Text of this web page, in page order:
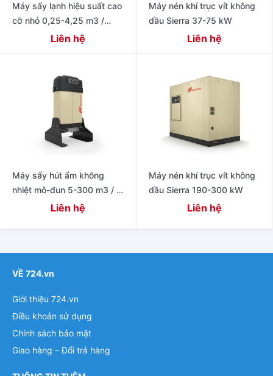
Máy sấy lạnh hiệu suất cao
cỡ nhỏ 0,25-4,25 m3 /
phút, 10-150 cfm
Liên hệ
Máy nén khí trục vít không
dầu Sierra 37-75 kW
Liên hệ
Máy sấy hút ẩm không
nhiệt mô-đun 5-300 m3 / h
(3-176 SCFM)Liên hệ
Máy nén khí trục vít không
dầu Sierra 190-300 kW
Liên hệ
VỀ 724.vn
Giới thiệu 724.vn
Điều khoản sử dụng
Chính sách bảo mật
Giao hàng – Đổi trả hàng